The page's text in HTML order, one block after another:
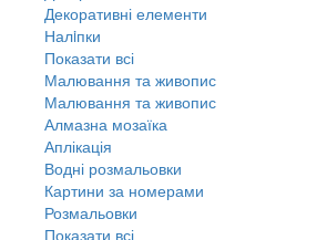
Декоративні елементи
Налiпки
Показати всі
Малювання та живопис
Малювання та живопис
Алмазна мозаїка
Аплікація
Водні розмальовки
Картини за номерами
Розмальовки
Показати всі